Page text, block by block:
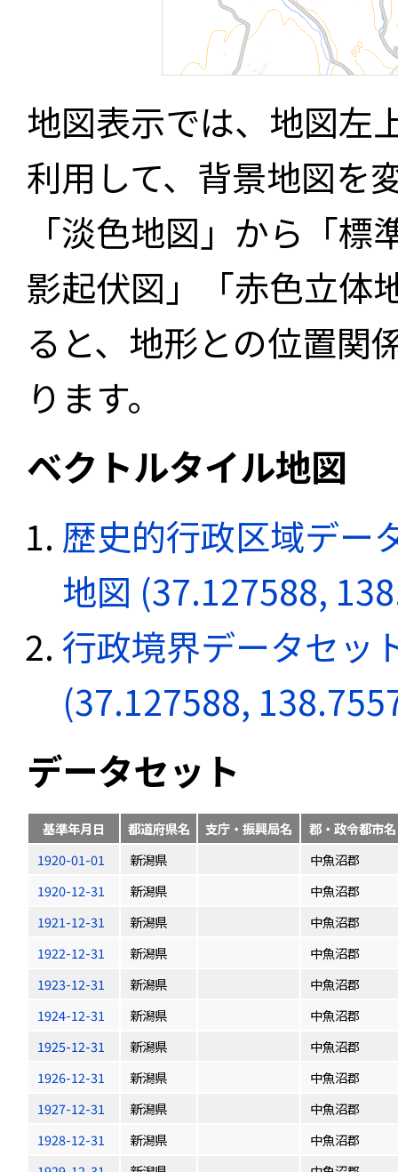
地図表示では、地図左
利用して、背景地図を
「淡色地図」から「
影起伏図」「赤色立体
ると、地形との位置関
ります。
ベクトルタイル地図
歴史的行政区域デー
地図 (37.127588,
行政境界データセッ
(37.127588,
データセット
基準年月日 都道府県名 支庁・振興局名
郡・政令都市名
1920-01-01
新潟県
中魚沼郡
1920-12-31
新潟県
中魚沼郡
1921-12-31
新潟県
中魚沼郡
1922-12-31
新潟県
中魚沼郡
1923-12-31
新潟県
中魚沼郡
1924-12-31
新潟県
中魚沼郡
1925-12-31
新潟県
中魚沼郡
1926-12-31
新潟県
中魚沼郡
1927-12-31
新潟県
中魚沼郡
1928-12-31
新潟県
中魚沼郡